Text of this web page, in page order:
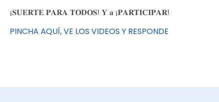
¡𝐒𝐔𝐄𝐑𝐓𝐄 𝐏𝐀𝐑𝐀 𝐓𝐎𝐃𝐎𝐒! 𝐘 𝐚 ¡𝐏𝐀𝐑𝐓𝐈𝐂𝐈𝐏𝐀𝐑!
PINCHA AQUÍ, VE LOS VIDEOS Y RESPONDE